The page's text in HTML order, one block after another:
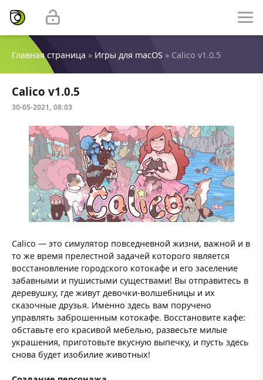
Главная страница » Игры для macOS » Calico v1.0.5
Calico v1.0.5
30-05-2021, 08:03
Calico — это симулятор повседневной жизни, важной и в
то же время прелестной задачей которого является
восстановление городского котокафе и его заселение
забавными и пушистыми существами! Вы отправитесь в
деревушку, где живут девочки-волшебницы и их
сказочные друзья. Именно здесь вам поручено
управлять заброшенным котокафе. Восстановите кафе:
обставьте его красивой мебелью, развесьте милые
украшения, приготовьте вкусную выпечку, и пусть здесь
снова будет изобилие животных!